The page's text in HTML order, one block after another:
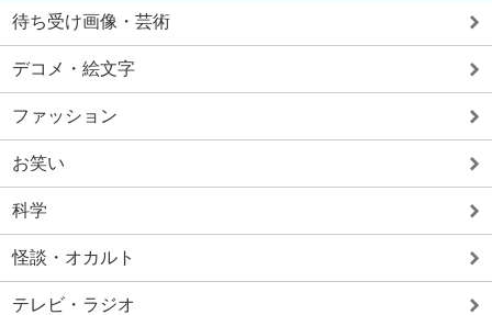
待ち受け画像・芸術
デコメ・絵文字
ファッション
お笑い
科学
怪談・オカルト
テレビ・ラジオ